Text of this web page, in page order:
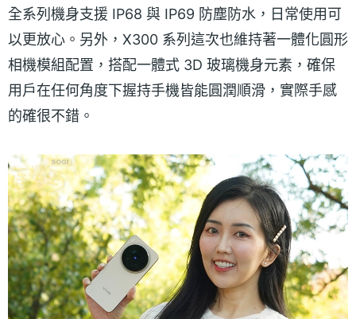
全系列機身支援 IP68 與 IP69 防塵防水，日常使用可
以更放心。另外，X300 系列這次也維持著一體化圓形
相機模組配置，搭配一體式 3D 玻璃機身元素，確保
用戶在任何角度下握持手機皆能圓潤順滑，實際手感
的確很不錯。